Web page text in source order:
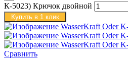
К-5023) Крючок двойной
Купить в 1 клик
Сравнить